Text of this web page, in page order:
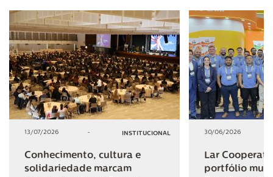
13/07/2026 - INSTITUCIONAL
Conhecimento, cultura e
solidariedade marcam
30/06/2026
Lar
portfólio